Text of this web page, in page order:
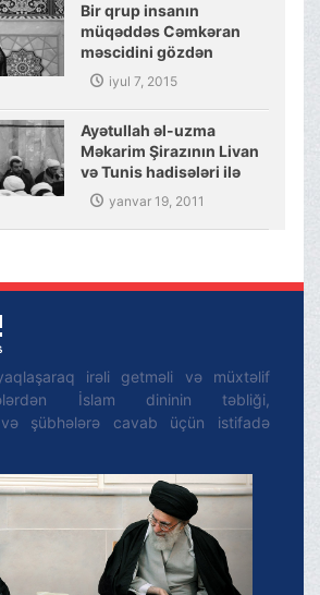
Bir qrup insanın
müqəddəs Cəmkəran
məscidini gözdən
salmaq cəhdi
iyul 7, 2015
Ayətullah əl-uzma
Məkarim Şirazının Livan
və Tunis hadisələri ilə
bağlı təhlili
yanvar 19, 2011
irəli getməli və müxtəlif
İslam dininin təbliği,
və şübhələrə cavab üçün istifadə